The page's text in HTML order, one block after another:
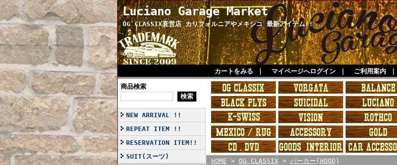
Luciano Garage Market
OG CLASSIX直営店 カリフォルニアやメキシコ 最新アイテム!!
カートをみる マイページへログイン｜ ご利用案内｜
商品検索
NEW ARRIVAL !!
REPEAT ITEM !!
RESERVATION ITEM!!
SUIT(スーツ)
HOME > OG CLASSIX> パーカー(HOOD)